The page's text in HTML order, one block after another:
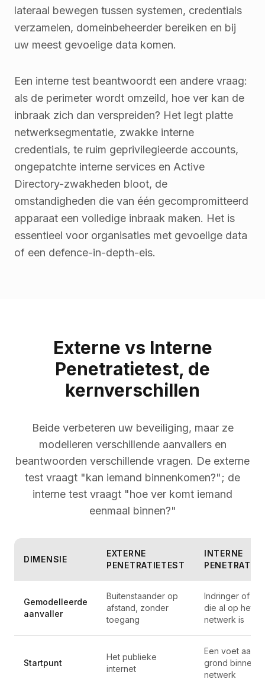
lateraal bewegen tussen systemen, credentials
verzamelen, domeinbeheerder bereiken en bij
uw meest gevoelige data komen.
Een interne test beantwoordt een andere vraag:
als de perimeter wordt omzeild, hoe ver kan de
inbraak zich dan verspreiden? Het legt platte
netwerksegmentatie, zwakke interne
credentials, te ruim geprivilegieerde accounts,
ongepatchte interne services en Active
Directory-zwakheden bloot, de
omstandigheden die van één gecompromitteerd
apparaat een volledige inbraak maken. Het is
essentieel voor organisaties met gevoelige data
of een defence-in-depth-eis.
Externe vs Interne
Penetratietest, de
kernverschillen
Beide verbeteren uw beveiliging, maar ze
modelleren verschillende aanvallers en
beantwoorden verschillende vragen. De externe
test vraagt "kan iemand binnenkomen?"; de
interne test vraagt "hoe ver komt iemand
eenmaal binnen?"
DIMENSIE
EXTERNE
PENETRATIETEST
INTERNE
Gemodelleerde
aanvaller
Buitenstaander op
afstand, zonder
toegang
Indringer of
die al op het
netwerk is
Startpunt
Het publieke
internet
Een voet aan
grond binnen
netwerk